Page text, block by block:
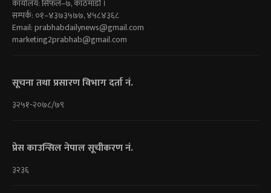
कार्यालय: सिफल–७, काठमाडौं ।
सम्पर्क: ०१–४३७३५७७, ४५८४३६८
Email:prabhabdailynews@gmail.com
marketing2prabhab@gmail.com
सूचना तथा प्रसारण विभाग दर्ता नं.
३२५१-२०७८/७९
प्रेस काउन्सिल नेपाल सूचीकरण नं.
३२३६